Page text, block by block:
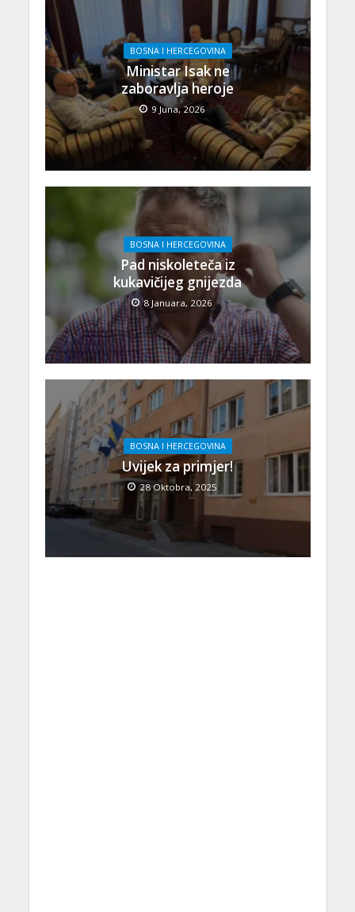
BOSNA I HERCEGOVINA
Ministar Isak ne
zaboravlja heroje
9 Juna, 2026
BOSNA I HERCEGOVINA
Pad niskoleteča iz
kukavičijeg gnijezda
8 Januara, 2026
BOSNA I HERCEGOVINA
Uvijek za primjer!
28 Oktobra, 2025